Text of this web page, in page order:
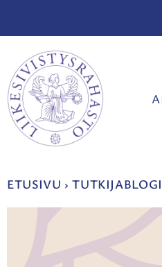
ETUSIVU ›TUTKIJABLOGI